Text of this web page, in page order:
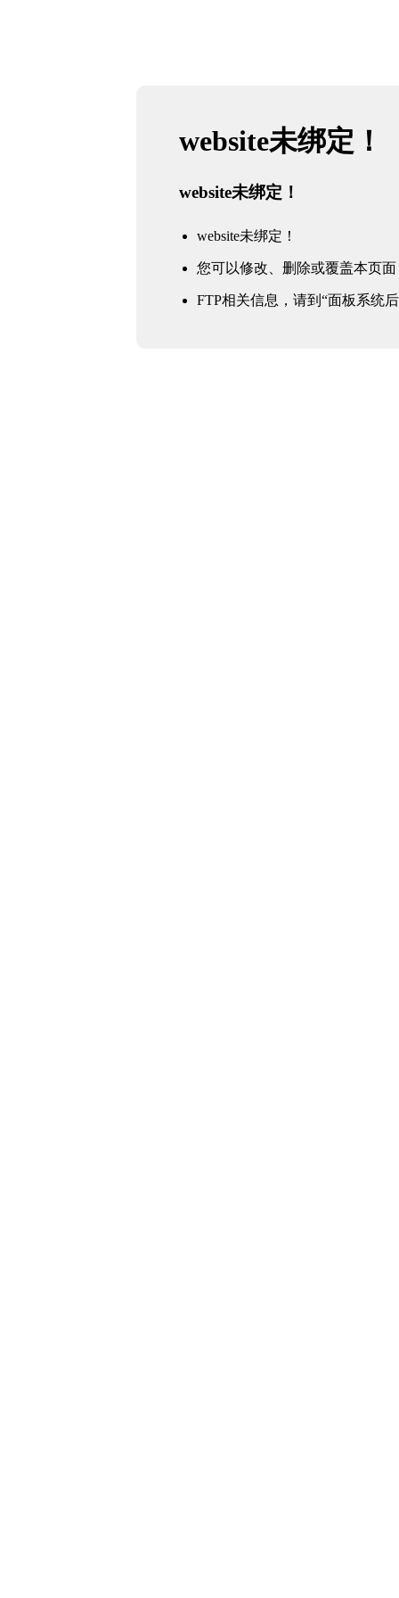
website未绑定！
website未绑定！
website未绑定！
您可以修改、删除或覆盖本页面
FTP相关信息，请到“面板系统